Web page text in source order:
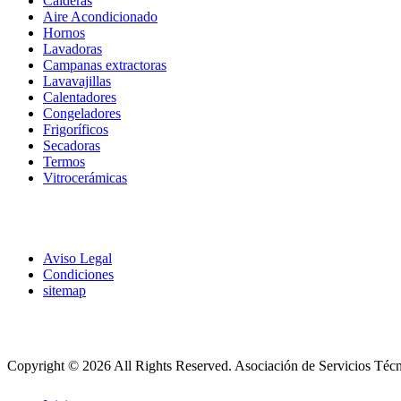
Aire Acondicionado
Hornos
Lavadoras
Campanas extractoras
Lavavajillas
Calentadores
Congeladores
Frigoríficos
Secadoras
Termos
Vitrocerámicas
Aviso Legal
Condiciones
sitemap
Copyright © 2026 All Rights Reserved. Asociación de Servicios